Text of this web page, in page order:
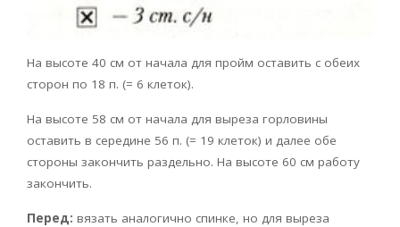
На высоте 40 см от начала для пройм оставить с обеих
сторон по 18 п. (= 6 клеток).
На высоте 58 см от начала для выреза горловины
оставить в середине 56 п. (= 19 клеток) и далее обе
стороны закончить раздельно. На высоте 60 см работу
закончить.
Перед: вязать аналогично спинке, но для выреза